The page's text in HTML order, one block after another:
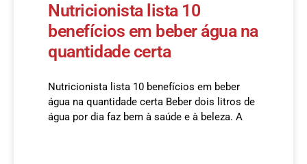
Nutricionista lista 10
benefícios em beber água na
quantidade certa
Nutricionista lista 10 benefícios em beber
água na quantidade certa Beber dois litros de
água por dia faz bem à saúde e à beleza. A